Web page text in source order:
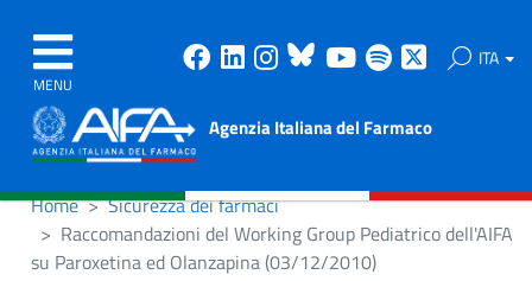
MENU
Facebook
Linkedin
Instagram
Bluesky
Youtube
Spotify ITA
Agenzia Italiana del Farmaco
Home
Sicurezza dei farmaci
Raccomandazioni del Working Group Pediatrico dell'AIFA
su Paroxetina ed Olanzapina (03/12/2010)